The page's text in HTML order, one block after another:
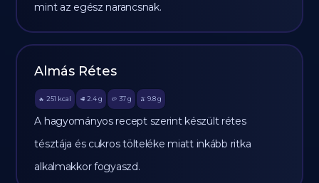
mint az egész narancsnak.
Almás Rétes
🔥 251 kcal 🥩 2.4 g 🥔 37g 🫒 9.8 g
A hagyományos recept szerint készült rétes
tésztája és cukros tölteléke miatt inkább ritka
alkalmakkor fogyaszd.